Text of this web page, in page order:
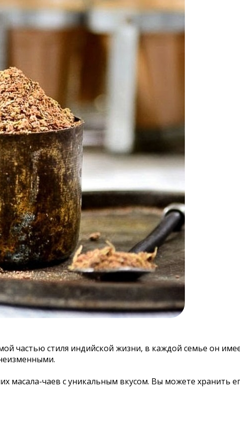
частью стиля индийской жизни, в каждой семье он
масала-чаев с уникальным вкусом. Вы можете хранить